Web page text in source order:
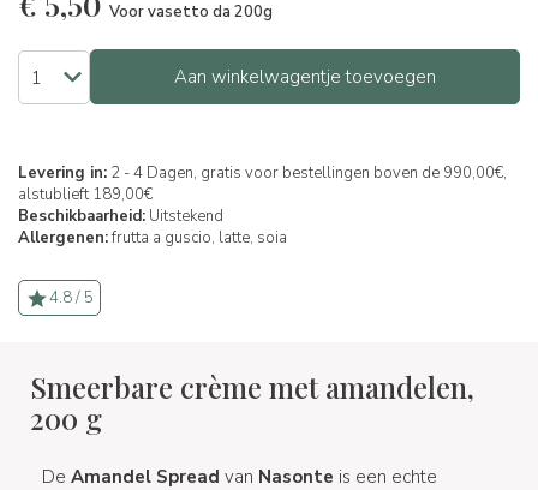
Voor vasetto da 200g
Aan winkelwagentje toevoegen
Levering in: 2 - 4 Dagen, gratis voor bestellingen boven de 990,00€,
alstublieft 189,00€
Beschikbaarheid: Uitstekend
Allergenen:frutta a guscio, latte, soia
4.8 / 5
Smeerbare crème met amandelen,
200 g
De Amandel Spread van Nasonte is een echte